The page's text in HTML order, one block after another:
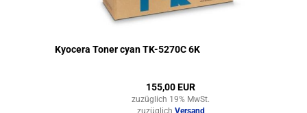
Kyocera Toner cyan TK-5270C 6K
155,00 EUR
zuzüglich 19% MwSt.
zuzüglich Versand